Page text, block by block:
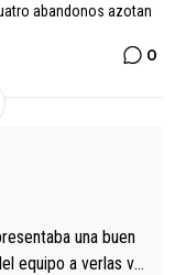
abandonos azotan
0
una buen
equipo a verlas ve